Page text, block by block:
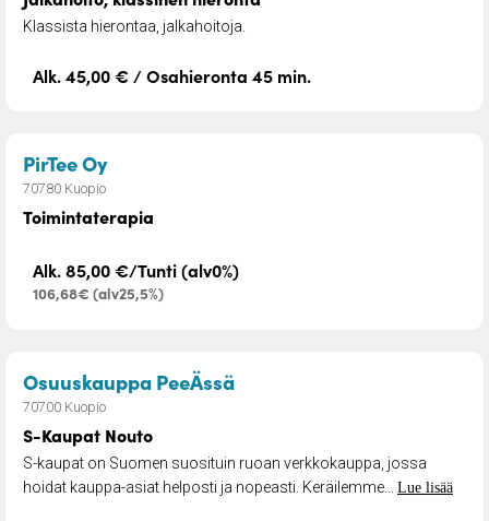
Klassista hierontaa, jalkahoitoja.
Alk. 45,00 € / Osahieronta 45 min.
PirTee Oy– Toimintaterapia
70780 Kuopio
Toimintaterapia
Alk. 85,00 €/Tunti (alv0%)
106,68€ (alv25,5%)
Osuuskauppa PeeÄssä– S-Kaupat Nouto
70700 Kuopio
S-Kaupat Nouto
S-kaupat on Suomen suosituin ruoan verkkokauppa, jossa
hoidat kauppa-asiat helposti ja nopeasti. Keräilemme... Lue lisää